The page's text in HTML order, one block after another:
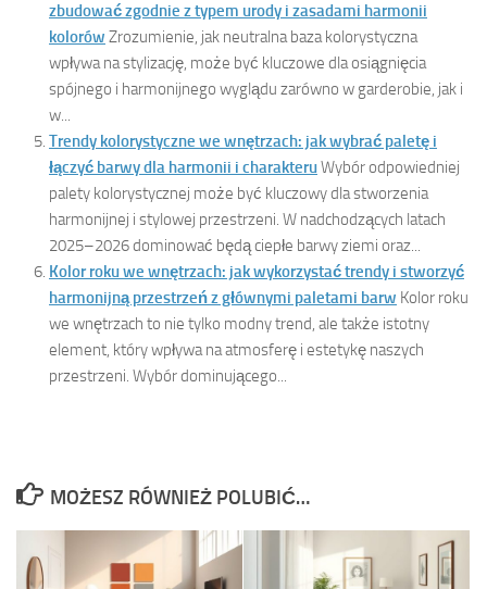
zbudować zgodnie z typem urody i zasadami harmonii
kolorów Zrozumienie, jak neutralna baza kolorystyczna
wpływa na stylizację, może być kluczowe dla osiągnięcia
spójnego i harmonijnego wyglądu zarówno w garderobie, jak i
w...
Trendy kolorystyczne we wnętrzach: jak wybrać paletę i
łączyć barwy dla harmonii i charakteruWybór odpowiedniej
palety kolorystycznej może być kluczowy dla stworzenia
harmonijnej i stylowej przestrzeni. W nadchodzących latach
2025–2026 dominować będą ciepłe barwy ziemi oraz...
Kolor roku we wnętrzach: jak wykorzystać trendy i stworzyć
harmonijną przestrzeń z głównymi paletami barw Kolor roku
we wnętrzach to nie tylko modny trend, ale także istotny
element, który wpływa na atmosferę i estetykę naszych
przestrzeni. Wybór dominującego...
MOŻESZ RÓWNIEŻ POLUBIĆ…